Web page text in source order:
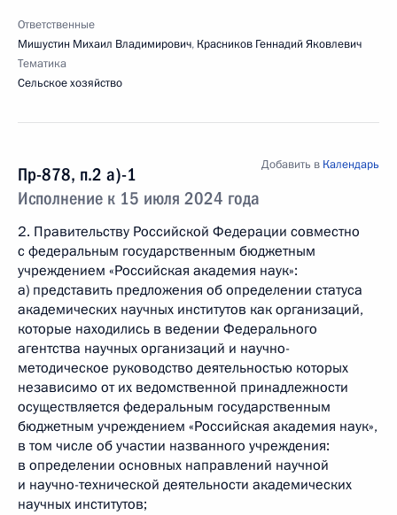
Ответственные
Мишустин Михаил Владимирович, Красников Геннадий Яковлевич
Тематика
Сельское хозяйство
Пр-878, п.2 а)-1
Исполнение к 15 июля 2024 года
Добавить в Календарь
2. Правительству Российской Федерации совместно
с федеральным государственным бюджетным
учреждением «Российская академия наук»:
а) представить предложения об определении статуса
академических научных институтов как организаций,
которые находились в ведении Федерального
агентства научных организаций и научно-
методическое руководство деятельностью которых
независимо от их ведомственной принадлежности
осуществляется федеральным государственным
бюджетным учреждением «Российская академия наук»,
в том числе об участии названного учреждения:
в определении основных направлений научной
и научно-технической деятельности академических
научных институтов;